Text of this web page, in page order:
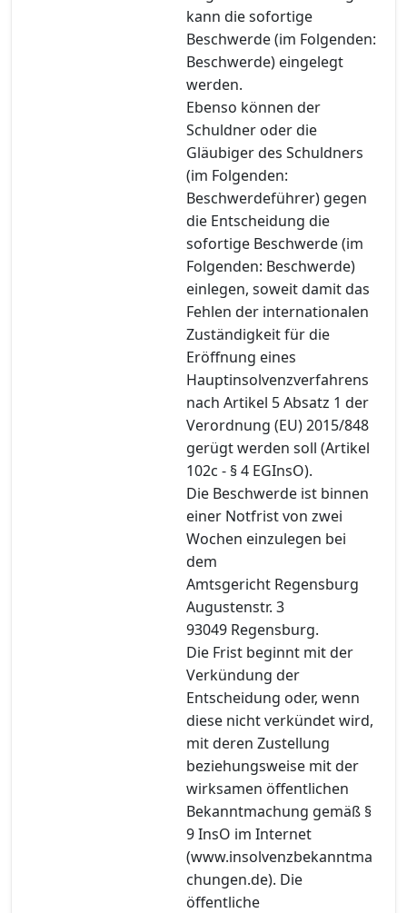
kann die sofortige
Beschwerde (im Folgenden:
Beschwerde) eingelegt
werden.
Ebenso können der
Schuldner oder die
Gläubiger des Schuldners
(im Folgenden:
Beschwerdeführer) gegen
die Entscheidung die
sofortige Beschwerde (im
Folgenden: Beschwerde)
einlegen, soweit damit das
Fehlen der internationalen
Zuständigkeit für die
Eröffnung eines
Hauptinsolvenzverfahrens
nach Artikel 5 Absatz 1 der
Verordnung (EU) 2015/848
gerügt werden soll (Artikel
102c - § 4 EGInsO).
Die Beschwerde ist binnen
einer Notfrist von zwei
Wochen einzulegen bei
dem
Amtsgericht Regensburg
Augustenstr. 3
93049 Regensburg.
Die Frist beginnt mit der
Verkündung der
Entscheidung oder, wenn
diese nicht verkündet wird,
mit deren Zustellung
beziehungsweise mit der
wirksamen öffentlichen
Bekanntmachung gemäß §
9 InsO im Internet
(www.insolvenzbekanntma
chungen.de). Die
öffentliche